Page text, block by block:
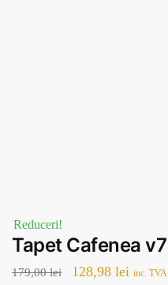
Reduceri!
Tapet Cafenea v7
179,00lei
Prețul
128,98 lei Prețul
inc. TVA